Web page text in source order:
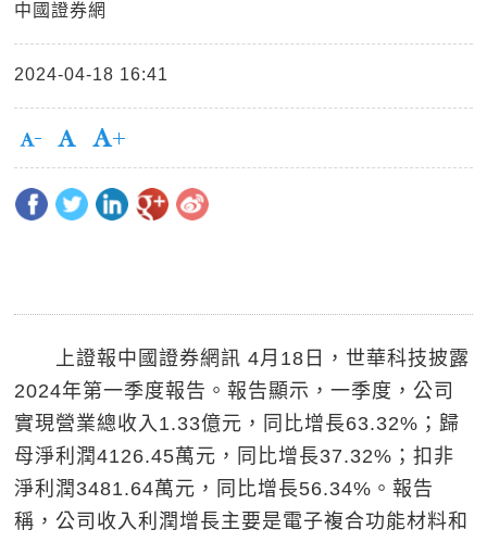
中國證券網
2024-04-18 16:41
上證報中國證券網訊 4月18日，世華科技披露
2024年第一季度報告。報告顯示，一季度，公司
實現營業總收入1.33億元，同比增長63.32%；歸
母淨利潤4126.45萬元，同比增長37.32%；扣非
淨利潤3481.64萬元，同比增長56.34%。報告
稱，公司收入利潤增長主要是電子複合功能材料和